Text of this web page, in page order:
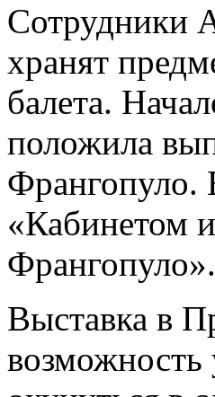
Сотрудники
хранят
балета.
положила
Франгопуло.
«Кабинетом
Франгопуло».
Выставка в
возможность